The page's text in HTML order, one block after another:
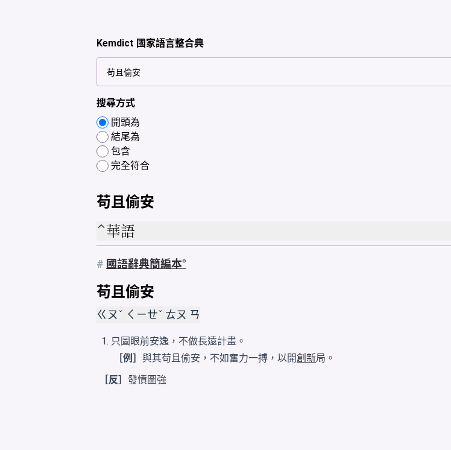
Kemdict 國家語言整合典
搜尋方式
開頭為
結尾為
包含
完全符合
苟且偷安
華語
# 國語辭典簡編本
苟且偷安
ㄍㄡˇ ㄑㄧㄝˇ ㄊㄡ ㄢ
只圖眼前安逸，不做長遠計畫。
［例］ 與其苟且偷安，不如奮力一搏，以開創新局。
［反］ 發憤圖強